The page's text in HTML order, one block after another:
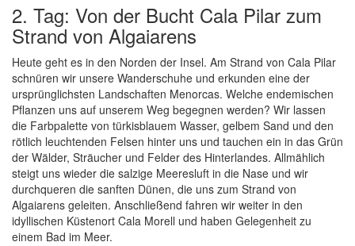
2. Tag: Von der Bucht Cala Pilar zum
Strand von Algaiarens
Heute geht es in den Norden der Insel. Am Strand von Cala Pilar
schnüren wir unsere Wanderschuhe und erkunden eine der
ursprünglichsten Landschaften Menorcas. Welche endemischen
Pflanzen uns auf unserem Weg begegnen werden? Wir lassen
die Farbpalette von türkisblauem Wasser, gelbem Sand und den
rötlich leuchtenden Felsen hinter uns und tauchen ein in das Grün
der Wälder, Sträucher und Felder des Hinterlandes. Allmählich
steigt uns wieder die salzige Meeresluft in die Nase und wir
durchqueren die sanften Dünen, die uns zum Strand von
Algaiarens geleiten. Anschließend fahren wir weiter in den
idyllischen Küstenort Cala Morell und haben Gelegenheit zu
einem Bad im Meer.